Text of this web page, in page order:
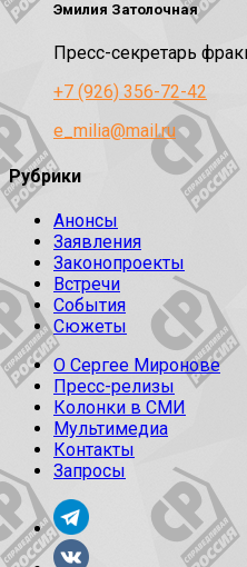
Эмилия Затолочная
Пресс-секретарь
+7 (926) 356-72-42
e_milia@mail.ru
Рубрики
Анонсы
Заявления
Законопроекты
Встречи
События
Сюжеты
О Сергее Миронове
Пресс-релизы
Колонки в СМИ
Мультимедиа
Контакты
Запросы